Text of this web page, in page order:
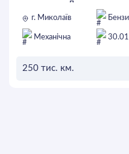
техпаспорт.Документи в
г. Миколаїв
Механічна
250 тис. км.